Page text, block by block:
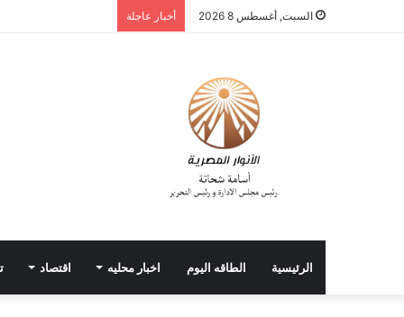
السبت, أغسطس 8 2026 أخبار عاجلة
الرئيسية الطاقه اليوم اخبار محليه اقتصاد